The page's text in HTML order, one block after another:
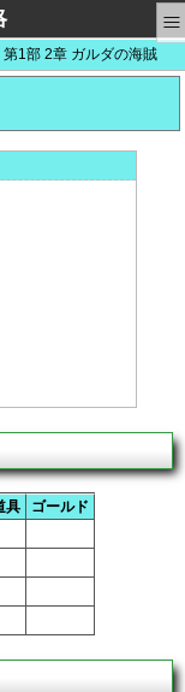
≡
第1部 2章 ガルダの海賊
具
ゴールド